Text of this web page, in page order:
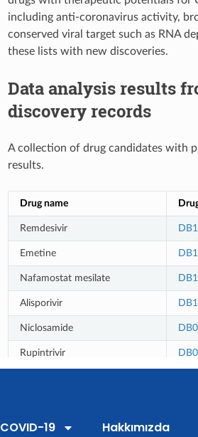
COVID-19 Hakkımızda